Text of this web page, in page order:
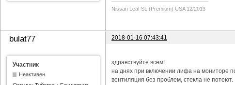
Nissan Leaf SL (Premium) USA 12/2013
bulat77 2018-01-16 07:43:41
Участник
Неактивен
здравствуйте всем!
на днях при включении лифа на мониторе
вентиляция без проблем, стекла не потеют.